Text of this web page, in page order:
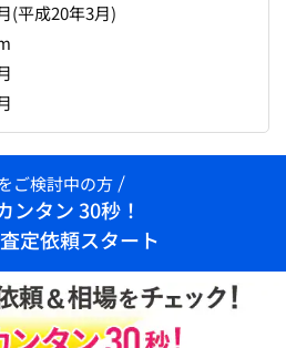
(平成20年3月)
ご検討中の方
ンタン 30秒！
定依頼スタート